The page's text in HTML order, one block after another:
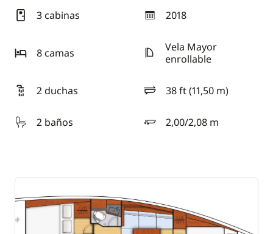
3 cabinas 2018
año
8 camas
Vela Mayor
enrollable
2 duchas 38 ft (11,50 m)
eslora
2 baños
2,00/2,08 m
calado